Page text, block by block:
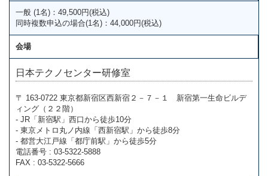
一般 (1名)：49,500円(税込)
同時複数申込の場合(1名)：44,000円(税込)
会場
日本テクノセンター研修室
〒 163-0722 東京都新宿区西新宿２－７－１ 新宿第一生命ビルデ
ィング（２２階）
- JR「新宿駅」西口から徒歩10分
- 東京メトロ丸ノ内線「西新宿駅」から徒歩8分
- 都営大江戸線「都庁前駅」から徒歩5分
電話番号 : 03-5322-5888
FAX : 03-5322-5666